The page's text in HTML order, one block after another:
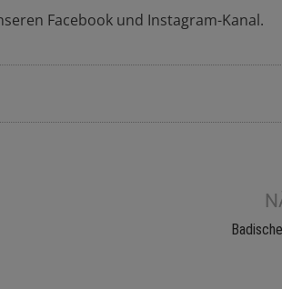
Facebook und Instagram-Kanal.